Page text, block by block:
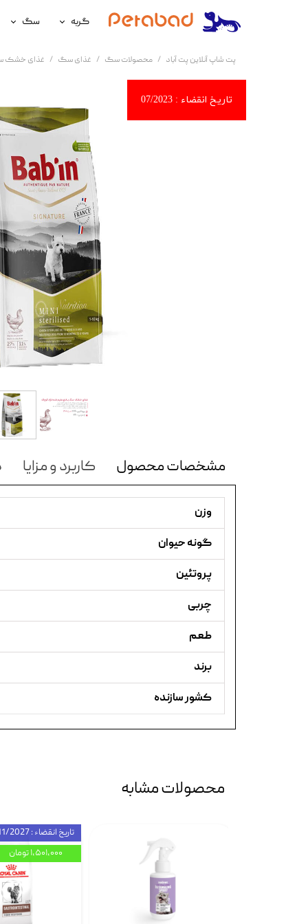
گربه
غذای گربه
سلامتی گربه
آرایشی و بهداشتی گربه
سگ
غذای سگ
سلامتی
آرایشی و
پت شاپ آنلاین پت آباد محصولات سگ غذای سگ غذای خشک
مشخصات محصول کاربرد و مزایا
وزن
گونه حیوان
پروتئین
چربی
طعم
برند
کشور سازنده
محصولات مشابه
تاریخ انقضاء : 11/2027
۱,۵۰۱,۰۰۰ تومان